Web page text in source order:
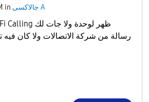
in جالاكسى A
رسالة من شركة الاتصالات ولا كان فيه